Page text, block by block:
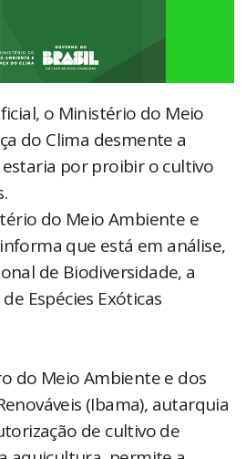
o Ministério do Meio
do Clima desmente a
por proibir o cultivo
do Meio Ambiente e
que está em análise,
de Biodiversidade, a
Espécies Exóticas
do Meio Ambiente e dos
(Ibama), autarquia
de cultivo de